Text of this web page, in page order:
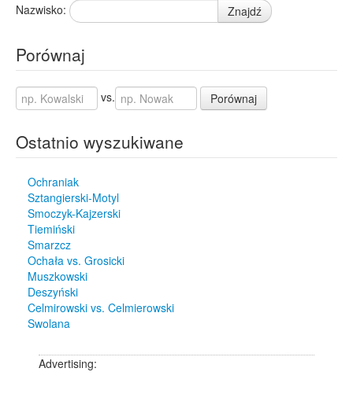
Nazwisko: Znajdź
Porównaj
vs. Porównaj
Ostatnio wyszukiwane
Ochraniak
Sztangierski-Motyl
Smoczyk-Kajzerski
Tiemiński
Smarzcz
Ochała vs. Grosicki
Muszkowski
Deszyński
Celmirowski vs. Celmierowski
Swolana
Advertising: